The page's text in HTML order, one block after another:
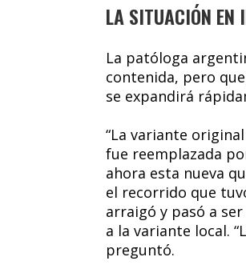
LA SITUACIÓN EN
La patóloga
contenida, pero
se expandirá
“La variante
fue reemplazada
ahora esta nueva
el recorrido que
arraigó y pasó a ser
a la variante local.
preguntó.